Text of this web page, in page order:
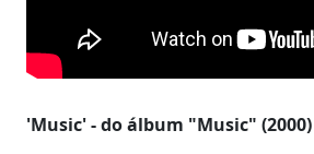
'Music' - do álbum "Music" (2000)